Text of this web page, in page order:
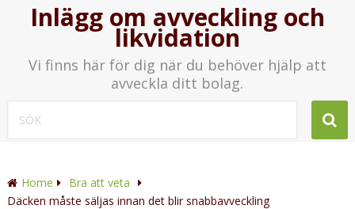
Inlägg om avveckling och
likvidation
Vi finns här för dig när du behöver hjälp att
avveckla ditt bolag.
Home
Bra att veta
Däcken måste säljas innan det blir snabbavveckling